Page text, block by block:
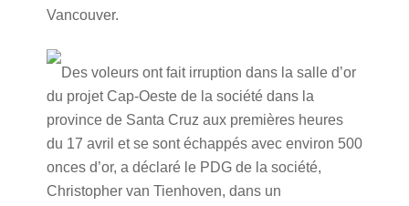
Vancouver.
Des voleurs ont fait irruption dans la salle d’or
du projet Cap-Oeste de la société dans la
province de Santa Cruz aux premières heures
du 17 avril et se sont échappés avec environ 500
onces d’or, a déclaré le PDG de la société,
Christopher van Tienhoven, dans un